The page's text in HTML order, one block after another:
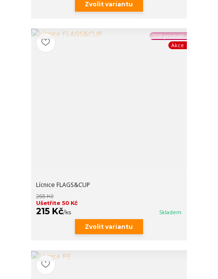
Zvolit variantu
TOP produkt
Akce
Lícnice FLAGS&CUP
265 Kč
Ušetříte 50 Kč
215 Kč/ks Skladem
Zvolit variantu